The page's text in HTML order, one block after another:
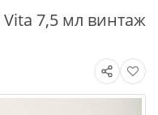
7,5 мл винтаж